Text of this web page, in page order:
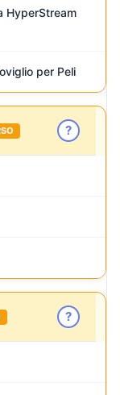
HyperStream
per Peli
?
?